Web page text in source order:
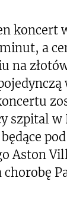
koncert
a
na
szpital
Aston
chorobę